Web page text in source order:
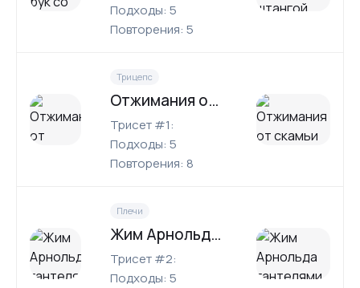
Подходы: 5
Повторения: 5
Трицепс
Отжимания от скамьи
Трисет #1:
Подходы: 5
Повторения: 8
Плечи
Жим Арнольда гантелями
Трисет #2:
Подходы: 5